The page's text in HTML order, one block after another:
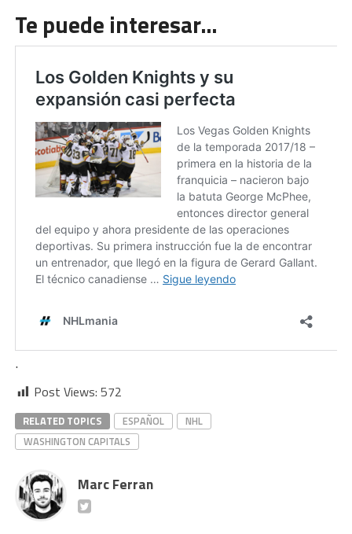
Te puede interesar…
.
Post Views: 572
RELATED TOPICS ESPAÑOL
NHL
WASHINGTON CAPITALS
Marc Ferran